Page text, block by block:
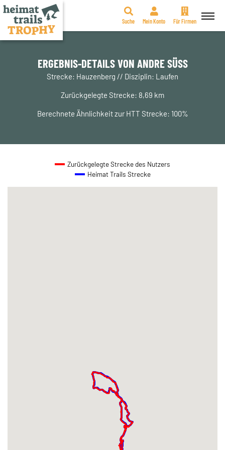
Zum
Suche Mein Konto Für Firmen
ERGEBNIS-DETAILS VON ANDRE SÜSS
Strecke: Hauzenberg // Disziplin: Laufen
Zurückgelegte Strecke: 8,69 km
Berechnete Ähnlichkeit zur HTT Strecke: 100%
Zurückgelegte Strecke des Nutzers
Heimat Trails Strecke